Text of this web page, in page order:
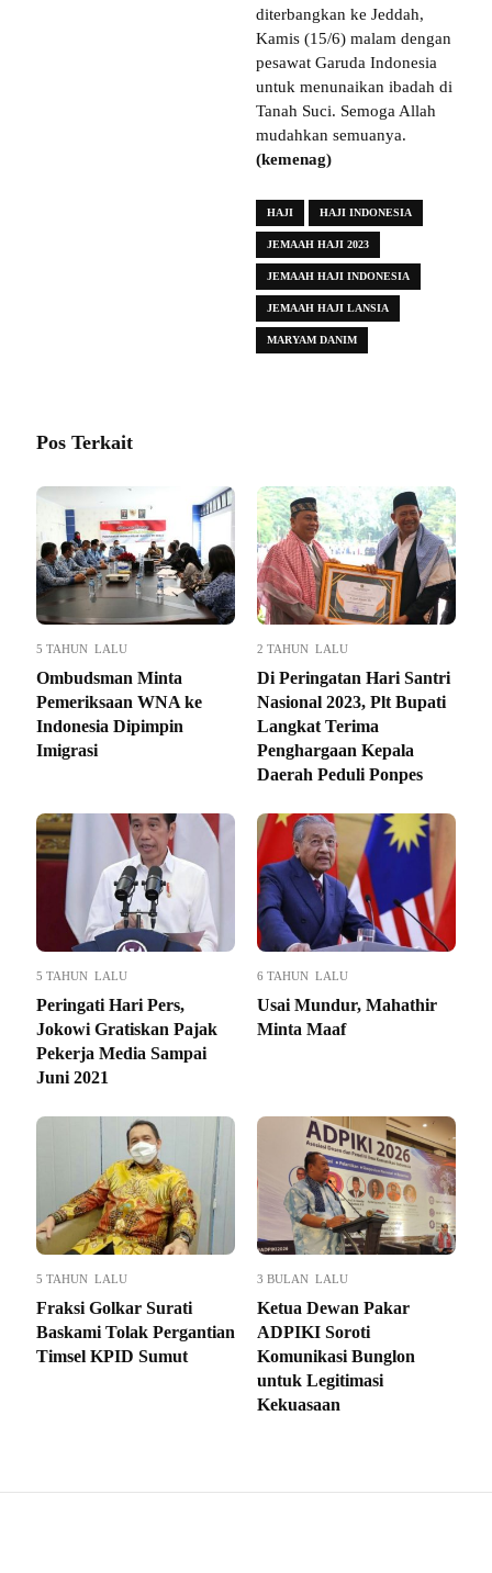
diterbangkan ke Jeddah,
Kamis (15/6) malam dengan
pesawat Garuda Indonesia
untuk menunaikan ibadah di
Tanah Suci. Semoga Allah
mudahkan semuanya.
(kemenag)
HAJI HAJI INDONESIA
JEMAAH HAJI 2023
JEMAAH HAJI INDONESIA
JEMAAH HAJI LANSIA
MARYAM DANIM
Pos Terkait
5 TAHUN LALU
Ombudsman Minta
Pemeriksaan WNA ke
Indonesia Dipimpin
Imigrasi
2 TAHUN LALU
Di Peringatan Hari Santri
Nasional 2023, Plt Bupati
Langkat Terima
Penghargaan Kepala
Daerah Peduli Ponpes
5 TAHUN LALU
Peringati Hari Pers,
Jokowi Gratiskan Pajak
Pekerja Media Sampai
Juni 2021
6 TAHUN LALU
Usai Mundur, Mahathir
Minta Maaf
5 TAHUN LALU
Fraksi Golkar Surati
Baskami Tolak Pergantian
Timsel KPID Sumut
3 BULAN LALU
Ketua Dewan Pakar
ADPIKI Soroti
Komunikasi Bunglon
untuk Legitimasi
Kekuasaan